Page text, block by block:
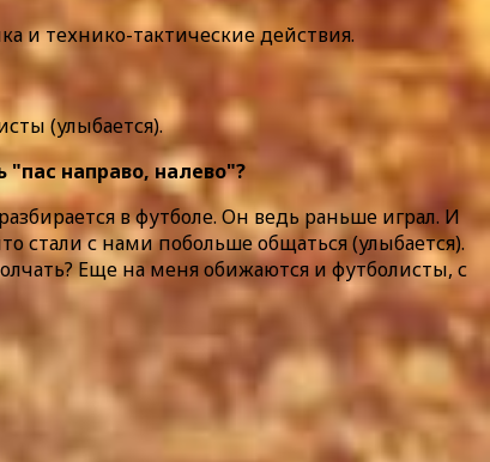
и технико-тактические действия.
(улыбается).
направо, налево"?
в футболе. Он ведь раньше играл. И
стали с нами побольше общаться (улыбается).
Еще на меня обижаются и футболисты, с